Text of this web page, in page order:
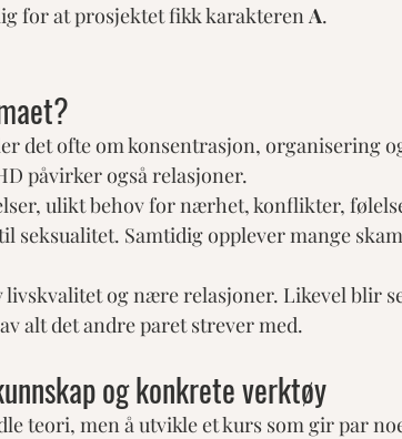
for at prosjektet fikk karakteren A.
det ofte om konsentrasjon, organisering
påvirker også relasjoner.
ulikt behov for nærhet, konflikter,
Samtidig opplever mange
livskvalitet og nære relasjoner. Likevel blir
alt det andre paret strever med.
og konkrete verktøy
teori, men å utvikle et kurs som gir par